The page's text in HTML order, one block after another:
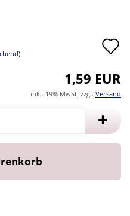
1,59 EUR
inkl. 19% MwSt. zzgl. Versand